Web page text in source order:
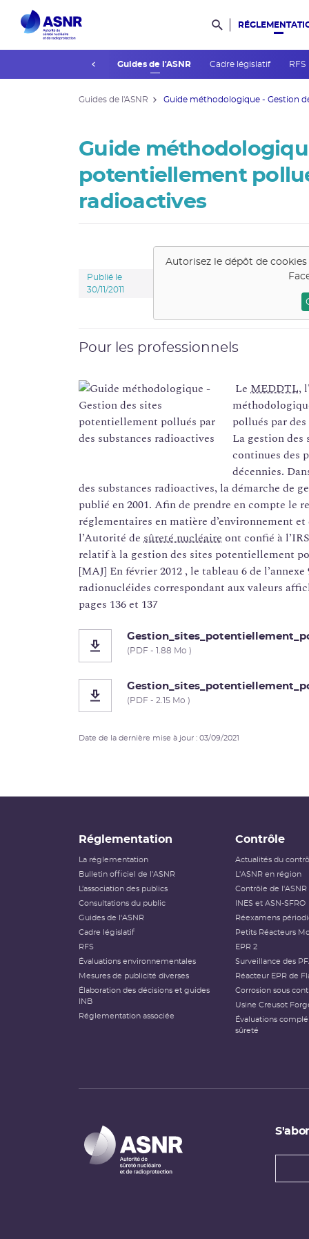
Rechercher dans
Consultations du public Guides de l'ASNR Cadre législatif RFS
Guides de l'ASNR Guide méthodologique - Gestion
Guide
potentiellement
radioactives
Publié le
30/11/2011
Autorisez le dépôt de
Pour les professionnels
LeMEDDTL,
pollués par
La gestion des
continues des
décennies.
des substances radioactives, la démarche de
publié en 2001. Afin de prendre en compte le
réglementaires en matière d’environnement
l’Autorité de sûreté nucléaire ont confié à
relatif à la gestion des sites potentiellement
[MAJ] En février 2012 , le tableau 6 de
radionucléides correspondant aux valeurs
pages 136 et 137
(PDF - 1.88 Mo )
(PDF - 2.15 Mo )
Date de la dernière mise à jour : 03/09/2021
Réglementation
La réglementation
Bulletin officiel de l'ASNR
L’association des publics
Consultations du public
Guides de l'ASNR
Cadre législatif
RFS
Évaluations environnementales
Mesures de publicité diverses
Élaboration des décisions et guides
INB
Réglementation associée
Contrôle
Actualités du
L'ASNR en région
Contrôle de l'ASNR
INES et ASN-SFRO
Réexamens
Petits Réacteurs
EPR 2
Surveillance des
Réacteur EPR de
Corrosion sous
Usine Creusot
Évaluations
sûreté